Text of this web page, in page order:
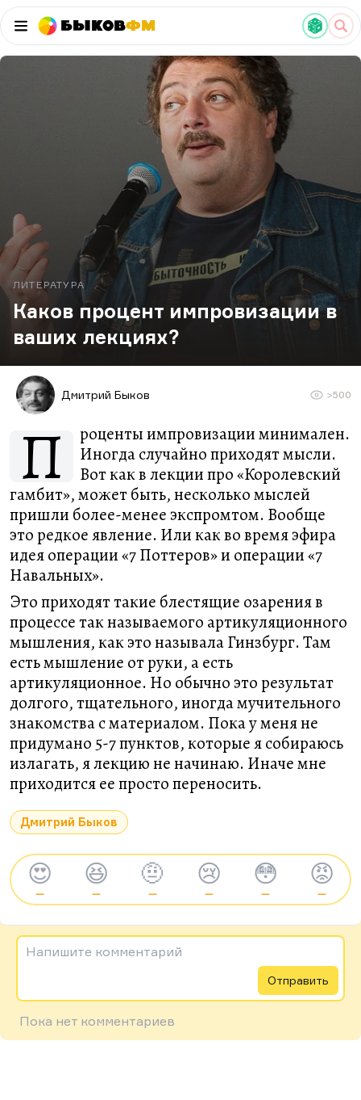
БыковФМ
ЛИТЕРАТУРА
Каков процент импровизации в
ваших лекциях?
Дмитрий Быков >500
П
роценты импровизации минимален.
Иногда случайно приходят мысли.
Вот как в лекции про «Королевский
гамбит», может быть, несколько мыслей
пришли более-менее экспромтом. Вообще
это редкое явление. Или как во время эфира
идея операции «7 Поттеров» и операции «7
Навальных».
Это приходят такие блестящие озарения в
процессе так называемого артикуляционного
мышления, как это называла Гинзбург. Там
есть мышление от руки, а есть
артикуляционное. Но обычно это результат
долгого, тщательного, иногда мучительного
знакомства с материалом. Пока у меня не
придумано 5-7 пунктов, которые я собираюсь
излагать, я лекцию не начинаю. Иначе мне
приходится ее просто переносить.
Дмитрий Быков
😍
—
😆
—
🤨
—
😢
—
😳
—
😡
—
Напишите комментарий
Отправить
Пока нет комментариев